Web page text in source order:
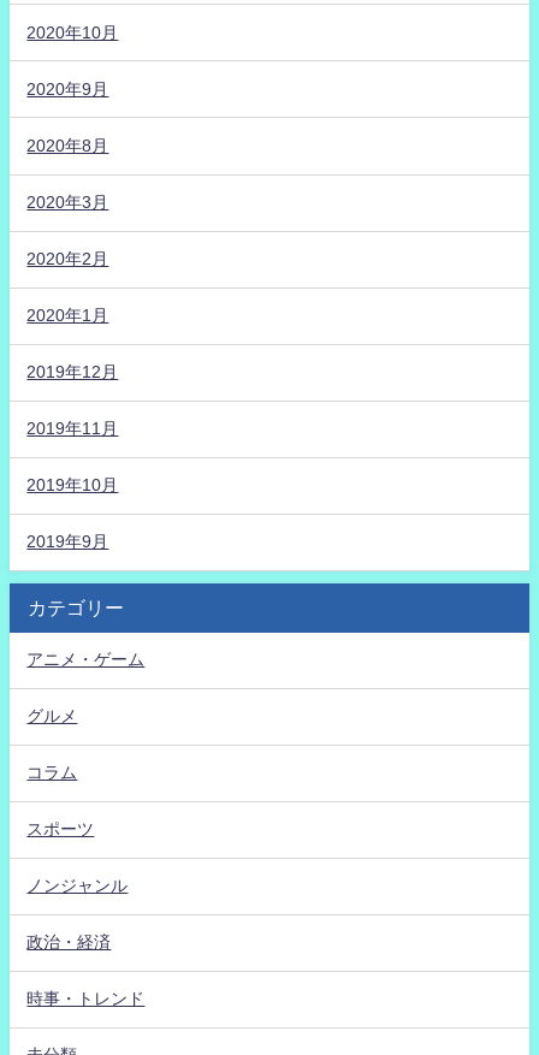
2020年10月
2020年9月
2020年8月
2020年3月
2020年2月
2020年1月
2019年12月
2019年11月
2019年10月
2019年9月
カテゴリー
アニメ・ゲーム
グルメ
コラム
スポーツ
ノンジャンル
政治・経済
時事・トレンド